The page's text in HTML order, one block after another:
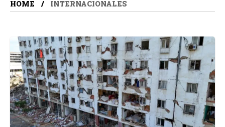
HOME INTERNACIONALES